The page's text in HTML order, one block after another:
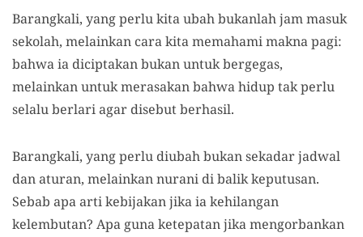
Barangkali, yang perlu kita ubah bukanlah jam masuk
sekolah, melainkan cara kita memahami makna pagi:
bahwa ia diciptakan bukan untuk bergegas,
melainkan untuk merasakan bahwa hidup tak perlu
selalu berlari agar disebut berhasil.
Barangkali, yang perlu diubah bukan sekadar jadwal
dan aturan, melainkan nurani di balik keputusan.
Sebab apa arti kebijakan jika ia kehilangan
kelembutan? Apa guna ketepatan jika mengorbankan